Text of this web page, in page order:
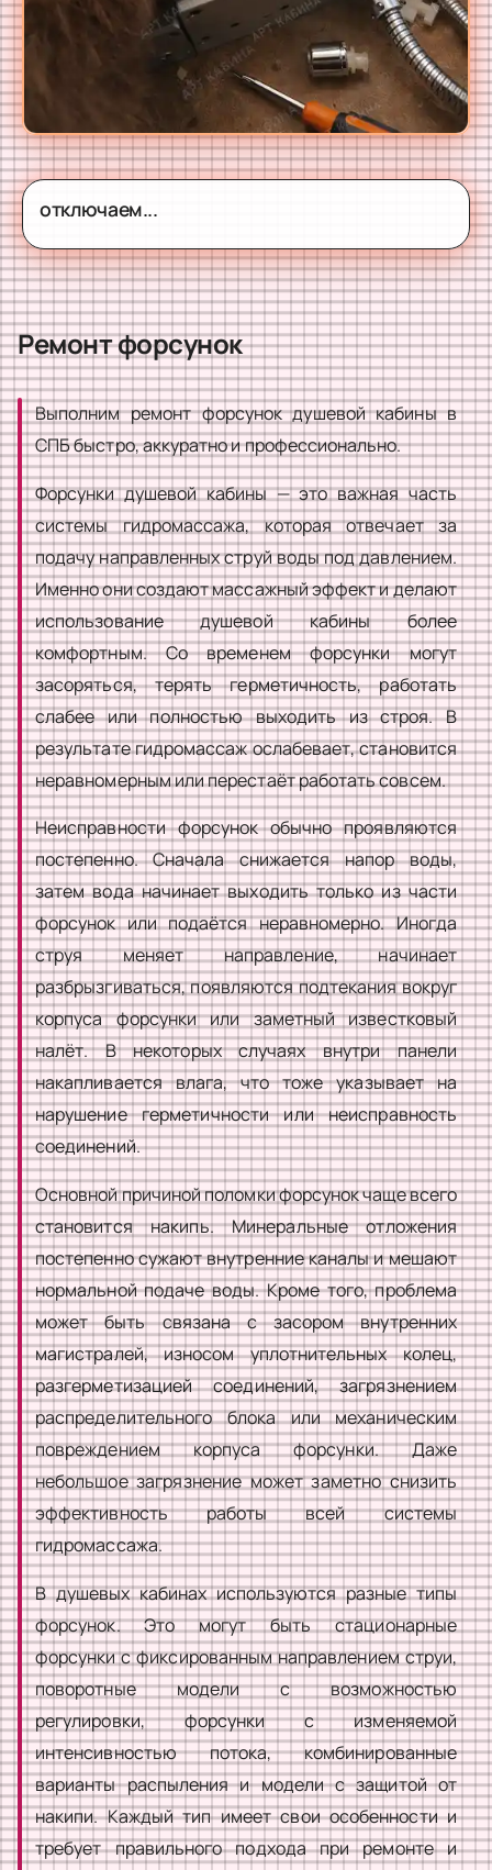
отключаем...
Ремонт форсунок
Выполним ремонт форсунок душевой кабины в
СПБ быстро, аккуратно и профессионально.
Форсунки душевой кабины — это важная часть
системы гидромассажа, которая отвечает за
подачу направленных струй воды под давлением.
Именно они создают массажный эффект и делают
использование душевой кабины более
комфортным. Со временем форсунки могут
засоряться, терять герметичность, работать
слабее или полностью выходить из строя. В
результате гидромассаж ослабевает, становится
неравномерным или перестаёт работать совсем.
Неисправности форсунок обычно проявляются
постепенно. Сначала снижается напор воды,
затем вода начинает выходить только из части
форсунок или подаётся неравномерно. Иногда
струя меняет направление, начинает
разбрызгиваться, появляются подтекания вокруг
корпуса форсунки или заметный известковый
налёт. В некоторых случаях внутри панели
накапливается влага, что тоже указывает на
нарушение герметичности или неисправность
соединений.
Основной причиной поломки форсунок чаще всего
становится накипь. Минеральные отложения
постепенно сужают внутренние каналы и мешают
нормальной подаче воды. Кроме того, проблема
может быть связана с засором внутренних
магистралей, износом уплотнительных колец,
разгерметизацией соединений, загрязнением
распределительного блока или механическим
повреждением корпуса форсунки. Даже
небольшое загрязнение может заметно снизить
эффективность работы всей системы
гидромассажа.
В душевых кабинах используются разные типы
форсунок. Это могут быть стационарные
форсунки с фиксированным направлением струи,
поворотные модели с возможностью
регулировки, форсунки с изменяемой
интенсивностью потока, комбинированные
варианты распыления и модели с защитой от
накипи. Каждый тип имеет свои особенности и
требует правильного подхода при ремонте и